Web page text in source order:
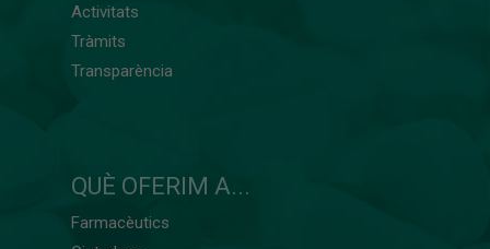
Activitats
Tràmits
Transparència
QUÈ OFERIM A...
Farmacèutics